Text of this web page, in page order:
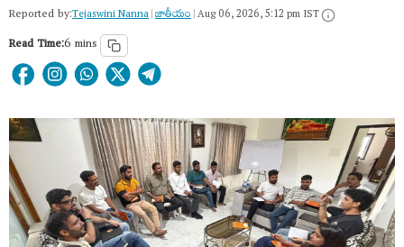
Reported by:Tejaswini Nanna|జాతీయం|Aug 06, 2026, 5:12 pm IST
Read Time:6 mins